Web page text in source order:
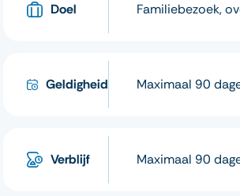
Doel Familiebezoek,
Geldigheid Maximaal 90
Verblijf Maximaal 90